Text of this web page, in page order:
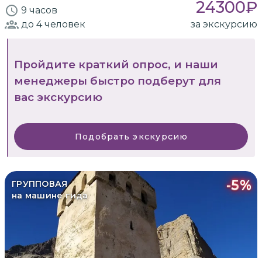
9 часов 24300₽
до 4человек за экскурсию
Пройдите краткий опрос, и наши
менеджеры быстро подберут для
вас экскурсию
Подобрать экскурсию
ГРУППОВАЯ
на машине гида
-5%